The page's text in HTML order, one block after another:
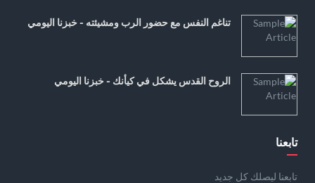
تناغم النفس مع حضور الرب ومشيئته - خبزنا اليومي
الروح القدس يشكل في كيأنك - خبزنا اليومي
تابعنا
تابعنا ليصلك كل جديد